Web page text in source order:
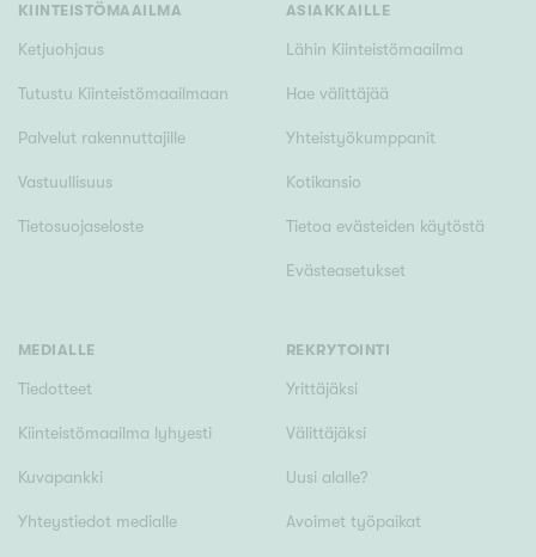
Ominaisuudet
Hissi
Järvi- tai merinäköala
KIINTEISTÖMAAILMA
Ketjuohjaus
Tutustu Kiinteistömaailmaan
Palvelut rakennuttajille
Vastuullisuus
Tietosuojaseloste
ASIAKKAILLE
Lähin Kiinteistömaailma
Hae välittäjää
Yhteistyökumppanit
Kotikansio
Tietoa evästeiden käytöstä
Evästeasetukset
MEDIALLE
Tiedotteet
Kiinteistömaailma lyhyesti
Kuvapankki
Yhteystiedot medialle
REKRYTOINTI
Yrittäjäksi
Välittäjäksi
Uusi alalle?
Avoimet työpaikat